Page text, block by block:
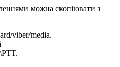
можна скопіювати з
viber/media.